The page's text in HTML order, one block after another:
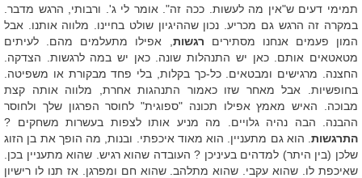
תמימי דעים ש"אין מה לעשות. ככה זה". אומר לי ג'. ורבותי, הרגש מדבר.
במקרה זה הרגש גם מכריע. נכון שההיגיון שולט בחיינו. מלווה אותנו. אבל
המון פעמים אנחנו מסתירים רגשות , אפילו מתעלמים מהם. לעיתים
מטאטאים אותם. כאן יש התנהלות שונה. כאן יש במה לרגשות. הצדקה.
החצנה. מרגישים ומבטאים. כל-כך בקלות, בלי פחד מבקורת או משפיטה.
בחופשיות. אבל מאחר שזו כאמור התנהגות אחרת, מלווה אותה קצת
מבוכה. האיש מאמץ אפילו תכונה "ספוגית" לחוסר הפרגון שלך ולחוסר
ההבנה. הבה נהיה גלויים. מה מניע אותו לצפות בעשרות משחקים ?
התרגשות . הוא גם מתעניין. הוא מאוד איכפתי. ובנות, מה הופך את בן הזוג
שלכן (בין היתר) למדהים בעיניכן ? העובדה שהוא רגיש. שהוא מתעניין בכן.
שאיכפת לו. שהוא עקבי. שהוא מתלהב. שהוא חם ומפרגן. אז תנו לו רישיון